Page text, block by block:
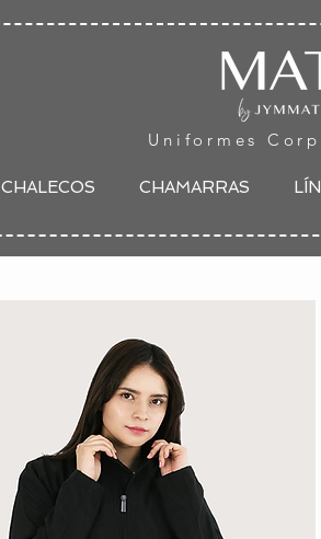
Uniformes
CHALECOS CHAMARRAS